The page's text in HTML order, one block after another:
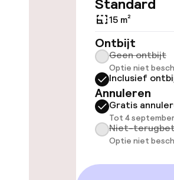
Zwemmen &
Fitnessruimte
Entertainment
Standard
15 m²
Ontbijt
Geen ontbijt
Optie niet
Inclusief
Annuleren
Gratis
Tot 4
Niet-
Optie niet